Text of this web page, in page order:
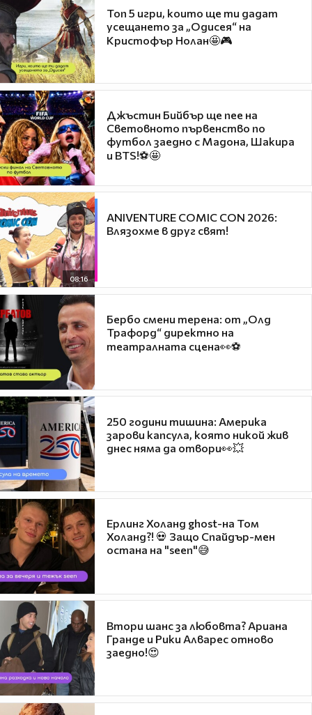
Топ 5 игри, които ще ти дадат
усещането за „Одисея“ на
Кристофър Нолан🤩🎮
Джъстин Бийбър ще пее на
Световното първенство по
футбол заедно с Мадона, Шакира
и BTS!⚽🤩
08:16
ANIVENTURE COMIC CON 2026:
Влязохме в друг свят!
Бербо смени терена: от „Олд
Трафорд“ директно на
театралната сцена👀⚽
250 години тишина: Америка
зарови капсула, която никой жив
днес няма да отвори👀💥
Ерлинг Холанд ghost-на Том
Холанд?! 💀 Защо Спайдър-мен
остана на "seen"😅
Втори шанс за любовта? Ариана
Гранде и Рики Алварес отново
заедно!😍